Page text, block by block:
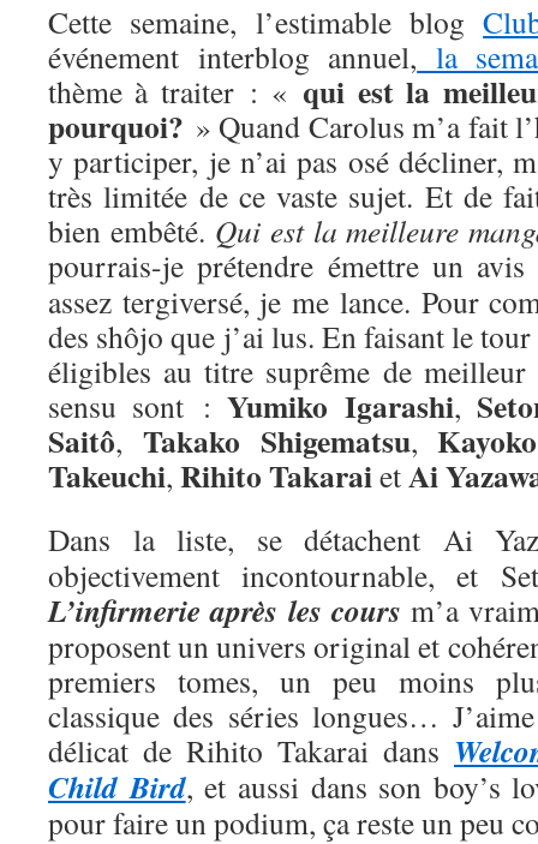
Cette semaine, l’estimable blog
événement interblog annuel, la
thème à traiter : « qui est la
pourquoi? » Quand Carolus m’a fait
y participer, je n’ai pas osé décliner,
très limitée de ce vaste sujet. Et de
bien embêté. Qui est la meilleure
pourrais-je prétendre émettre un
assez tergiversé, je me lance. Pour
des shôjo que j’ai lus. En faisant le tour
éligibles au titre suprême de
sensu sont :Yumiko Igarashi,
Saitô, Takako Shigematsu,Kayoko
Takeuchi, Rihito TakaraietAi
Dans la liste, se détachent Ai
objectivement incontournable, et
L’infirmerie après les cours m’a
proposent un univers original et
premiers tomes, un peu moins
classique des séries longues…
délicat de Rihito Takarai dans
Child Bird, et aussi dans son boy’s
pour faire un podium, ça reste un peu